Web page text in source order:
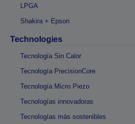
LPGA
Shakira + Epson
Technologies
Tecnología Sin Calor
Tecnología PrecisionCore
Tecnología Micro Piezo
Tecnologías innovadoras
Tecnologías más sostenibles